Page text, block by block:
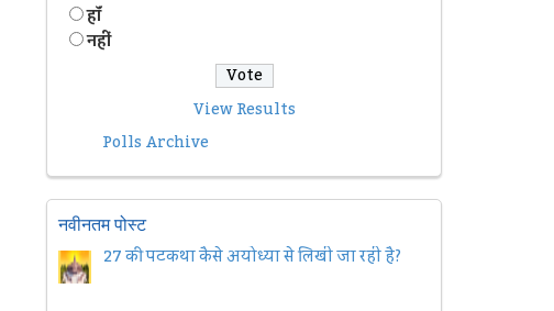
हॉं
नहीं
View Results
Polls Archive
नवीनतम पोस्ट
27 की पटकथा कैसे अयोध्या से लिखी जा रही है?